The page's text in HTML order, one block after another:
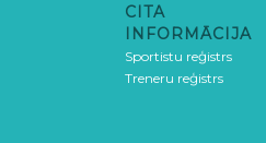
CITA
INFORMĀCIJA
Sportistu reģistrs
Treneru reģistrs